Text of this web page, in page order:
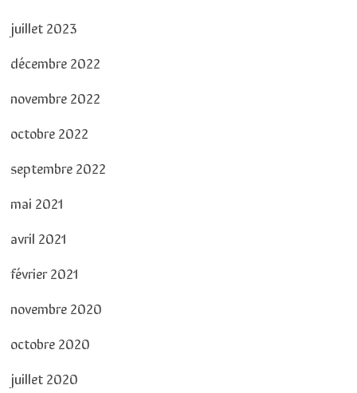
juillet 2023
décembre 2022
novembre 2022
octobre 2022
septembre 2022
mai 2021
avril 2021
février 2021
novembre 2020
octobre 2020
juillet 2020